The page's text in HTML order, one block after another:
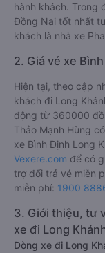
hành khách. Trong
Đồng Nai tốt nhất
khách là nhà xe
2. Giá vé xe
Hiện tại, theo cập
khách đi Long
động từ 360000
Thảo Mạnh Hùng
xe Bình Định Long
Vexere.com để có
trợ đổi trả vé miễn
miễn phí: 1900
3. Giới thiệu, tư
xe đi Long
Dòng xe đi Long